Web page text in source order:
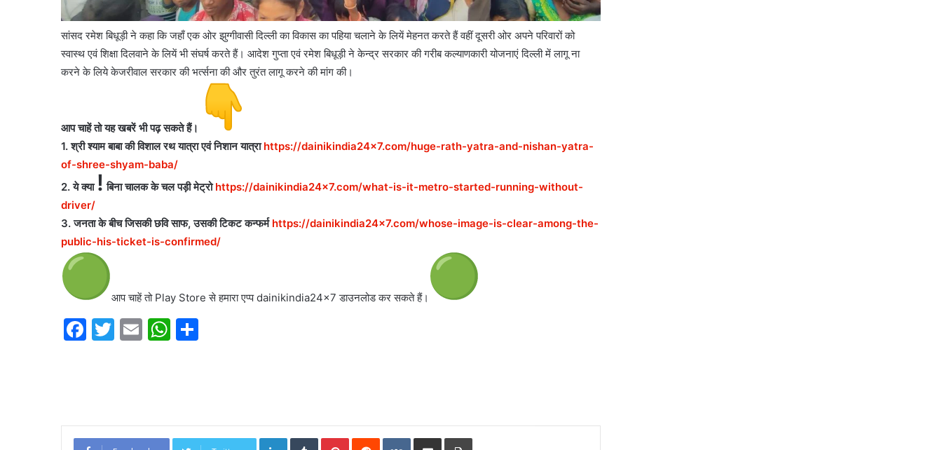
सांसद रमेश बिधूड़ी ने कहा कि जहाँ एक ओर झुग्गीवासी दिल्ली का विकास का पहिया चलाने के लियें मेहनत करते हैं वहीं दूसरी ओर अपने परिवारों को
स्वास्थ एवं शिक्षा दिलवाने के लियें भी संघर्ष करते हैं। आदेश गुप्ता एवं रमेश बिधूड़ी ने केन्द्र सरकार की गरीब कल्याणकारी योजनाएं दिल्ली में लागू ना
करने के लिये केजरीवाल सरकार की भर्त्सना की और तुरंत लागू करने की मांग की।
आप चाहें तो यह खबरें भी पढ़ सकते हैं।
1. श्री श्याम बाबा की विशाल रथ यात्रा एवं निशान यात्राhttps://dainikindia24x7.com/huge-rath-yatra-and-nishan-yatra-
of-shree-shyam-baba/
2. ये क्या ! बिना चालक के चल पड़ी मेट्रोhttps://dainikindia24x7.com/what-is-it-metro-started-running-without-
driver/
3. जनता के बीच जिसकी छवि साफ, उसकी टिकट कन्फर्म https://dainikindia24x7.com/whose-image-is-clear-among-the-
public-his-ticket-is-confirmed/
आप चाहें तो Play Store से हमारा एप्प dainikindia24x7 डाउनलोड कर सकतेहैं।
F
b
o
T
E
W
A
p
LinkedInTumblrPinterestReddit VKontakte
Share via Email Print